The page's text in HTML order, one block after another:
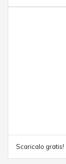
Scaricalo gratis!